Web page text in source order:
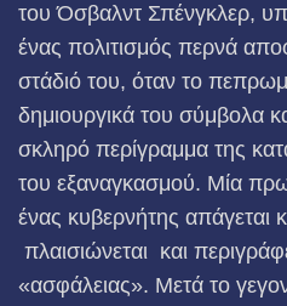
του Όσβαλντ Σπένγκλερ,
ένας πολιτισμός περνά
στάδιό του, όταν το
δημιουργικά του σύμβολα
σκληρό περίγραμμα της
του εξαναγκασμού. Μία
ένας κυβερνήτης απάγεται
πλαισιώνεται και
«ασφάλειας». Μετά το